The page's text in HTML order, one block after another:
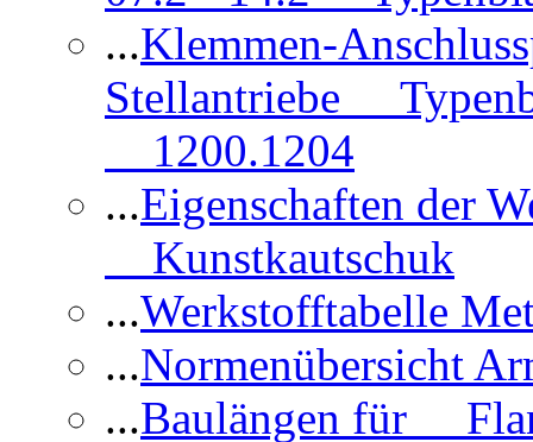
...Klemmen-
Stellantriebe
1200.1204
...Eigenschaften der
Kunstkautschuk
...Werkstofftabelle
...Normenübersicht
...Baulängen für